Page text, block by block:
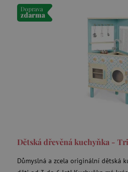
Doprava
zdarma
Dětská dřevěná kuchyňka -
Důmyslná a zcela originální dětská